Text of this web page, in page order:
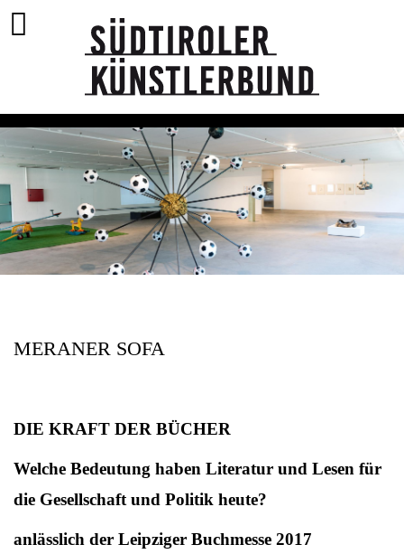
MERANER SOFA
DIE KRAFT DER BÜCHER
Welche Bedeutung haben Literatur und Lesen für
die Gesellschaft und Politik heute?
anlässlich der Leipziger Buchmesse 2017